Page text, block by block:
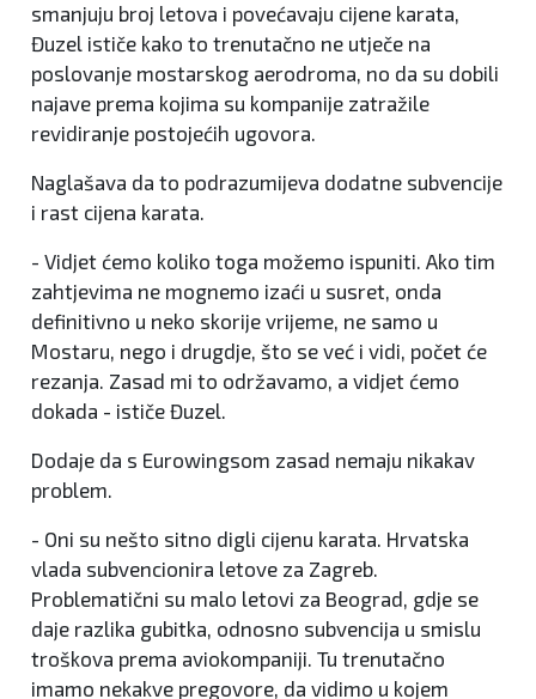
smanjuju broj letova i povećavaju cijene karata,
Đuzel ističe kako to trenutačno ne utječe na
poslovanje mostarskog aerodroma, no da su dobili
najave prema kojima su kompanije zatražile
revidiranje postojećih ugovora.
Naglašava da to podrazumijeva dodatne subvencije
i rast cijena karata.
- Vidjet ćemo koliko toga možemo ispuniti. Ako tim
zahtjevima ne mognemo izaći u susret, onda
definitivno u neko skorije vrijeme, ne samo u
Mostaru, nego i drugdje, što se već i vidi, počet će
rezanja. Zasad mi to održavamo, a vidjet ćemo
dokada - ističe Đuzel.
Dodaje da s Eurowingsom zasad nemaju nikakav
problem.
- Oni su nešto sitno digli cijenu karata. Hrvatska
vlada subvencionira letove za Zagreb.
Problematični su malo letovi za Beograd, gdje se
daje razlika gubitka, odnosno subvencija u smislu
troškova prema aviokompaniji. Tu trenutačno
imamo nekakve pregovore, da vidimo u kojem